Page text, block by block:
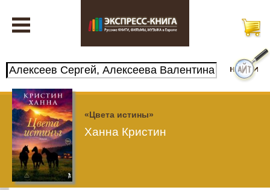
«Цвета истины»
Ханна Кристин